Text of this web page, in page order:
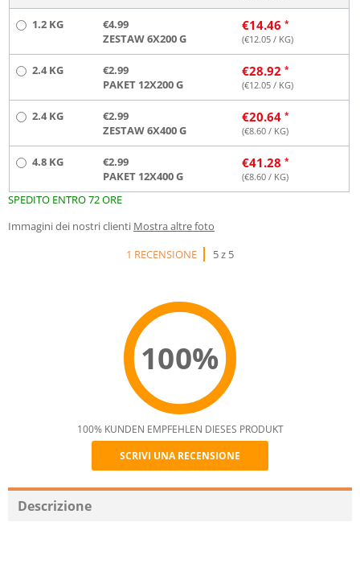
1.2 KG
€4.99
ZESTAW 6X200 G
€14.46
(€12.05 / KG)
2.4 KG
€2.99
PAKET 12X200 G
€28.92
(€12.05 / KG)
2.4 KG
€2.99
ZESTAW 6X400 G
€20.64
(€8.60 / KG)
4.8 KG
€2.99
PAKET 12X400 G
€41.28
(€8.60 / KG)
SPEDITO ENTRO 72 ORE
Immagini dei nostri clienti Mostra altre foto
1 RECENSIONE
5 z 5
100%
Recommend
100% KUNDEN EMPFEHLEN DIESES PRODUKT
SCRIVI UNA RECENSIONE
Descrizione